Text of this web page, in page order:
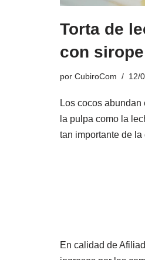
Torta de
con
por CubiroCom 12/
Los cocos
la pulpa como la
tan importante de
En calidad de